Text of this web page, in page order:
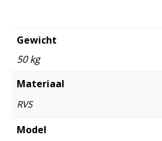
Gewicht
50 kg
Materiaal
RVS
Model